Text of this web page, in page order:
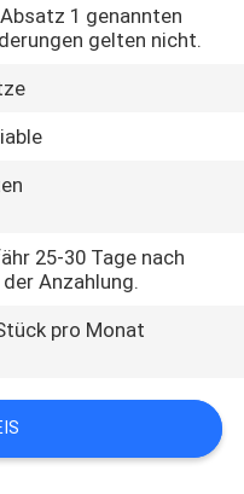
1 genannten
gelten nicht.
25-30 Tage nach
Anzahlung.
pro Monat